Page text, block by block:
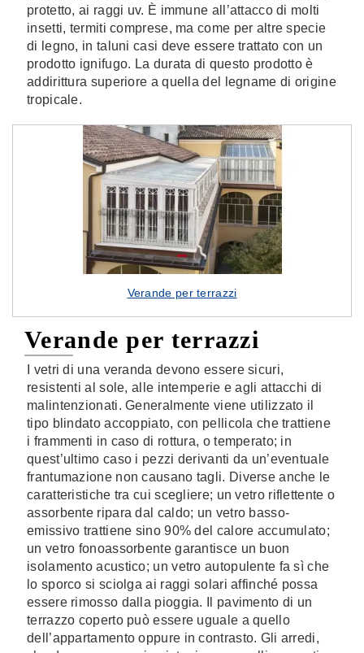
protetto, ai raggi uv. È immune all’attacco di molti
insetti, termiti comprese, ma come per altre specie
di legno, in taluni casi deve essere trattato con un
prodotto ignifugo. La durata di questo prodotto è
addirittura superiore a quella del legname di origine
tropicale.
Verande per terrazzi
Verande per terrazzi
I vetri di una veranda devono essere sicuri,
resistenti al sole, alle intemperie e agli attacchi di
malintenzionati. Generalmente viene utilizzato il
tipo blindato accoppiato, con pellicola che trattiene
i frammenti in caso di rottura, o temperato; in
quest’ultimo caso i pezzi derivanti da un’eventuale
frantumazione non causano tagli. Diverse anche le
caratteristiche tra cui scegliere; un vetro riflettente o
assorbente ripara dal caldo; un vetro basso-
emissivo trattiene sino 90% del calore accumulato;
un vetro fonoassorbente garantisce un buon
isolamento acustico; un vetro autopulente fa sì che
lo sporco si sciolga ai raggi solari affinché possa
essere rimosso dalla pioggia. Il pavimento di un
terrazzo coperto può essere uguale a quello
dell’appartamento oppure in contrasto. Gli arredi,